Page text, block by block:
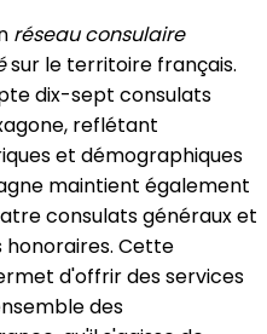
réseau consulaire
sur le territoire français.
dix-sept consulats
reflétant
et démographiques
maintient également
consulats généraux et
Cette
d'offrir des services
des